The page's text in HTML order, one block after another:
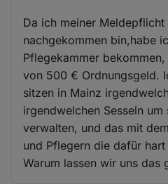
Da ich meiner
nachgekommen bin,habe
Pflegekammer
von 500 € Ordnungsgeld.
sitzen in Mainz
irgendwelchen Sesseln
verwalten, und das mit
und Pflegern die dafür hart
Warum lassen wir uns das